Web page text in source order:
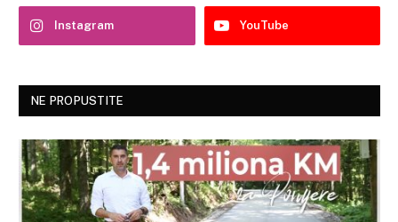
Instagram YouTube
NE PROPUSTITE